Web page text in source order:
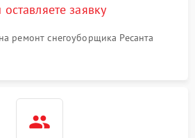
заявку
ремонт снегоуборщика Ресанта